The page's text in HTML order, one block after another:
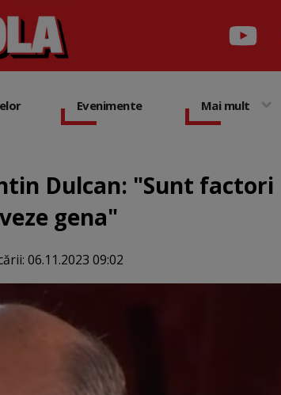
Evenimente Mai mult
Dulcan: "Sunt factori
gena"
06.11.2023 09:02